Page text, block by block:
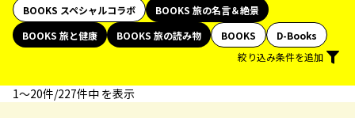
BOOKS スペシャルコラボ
BOOKS 旅の名言＆絶景
BOOKS 旅と健康
BOOKS 旅の読み物 BOOKS
D-Books
絞り込み条件を追加
1〜20件/227件中 を表示